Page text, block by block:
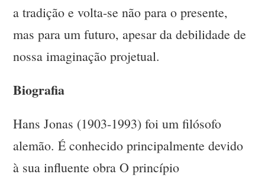
a tradição e volta-se não para o presente,
mas para um futuro, apesar da debilidade de
nossa imaginação projetual.
Biografia
Hans Jonas (1903-1993) foi um filósofo
alemão. É conhecido principalmente devido
à sua influente obra O princípio